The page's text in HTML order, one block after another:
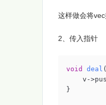
这样做会将
2、传入指针
void deal
v-
}